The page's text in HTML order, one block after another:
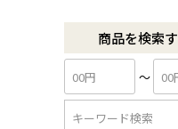
商品を検索
〜